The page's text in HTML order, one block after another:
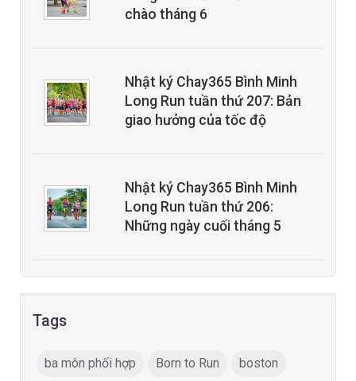
chào tháng 6
Nhật ký Chay365 Bình Minh
Long Run tuần thứ 207: Bản
giao hưởng của tốc độ
Nhật ký Chay365 Bình Minh
Long Run tuần thứ 206:
Những ngày cuối tháng 5
Tags
ba môn phối hợp Born to Run boston